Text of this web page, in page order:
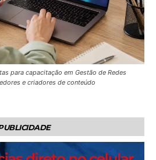
para capacitação em Gestão de Redes
e criadores de conteúdo